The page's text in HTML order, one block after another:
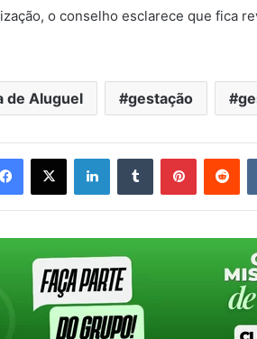
o conselho esclarece que fica
de Aluguel gestação